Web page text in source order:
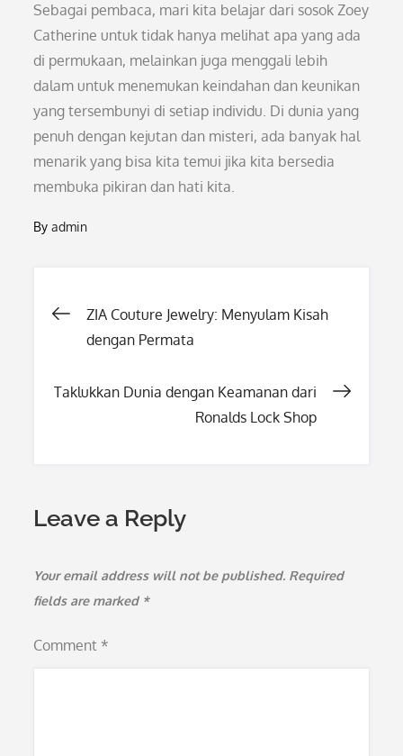
Sebagai pembaca, mari kita belajar dari sosok Zoey
Catherine untuk tidak hanya melihat apa yang ada
di permukaan, melainkan juga menggali lebih
dalam untuk menemukan keindahan dan keunikan
yang tersembunyi di setiap individu. Di dunia yang
penuh dengan kejutan dan misteri, ada banyak hal
menarik yang bisa kita temui jika kita bersedia
membuka pikiran dan hati kita.
Byadmin
Post
ZIA Couture Jewelry: Menyulam Kisah
dengan Permata
Taklukkan Dunia dengan Keamanan dari
Ronalds Lock Shop
Leave a Reply
Your email address will not be published. Required
fields are marked *
Comment *